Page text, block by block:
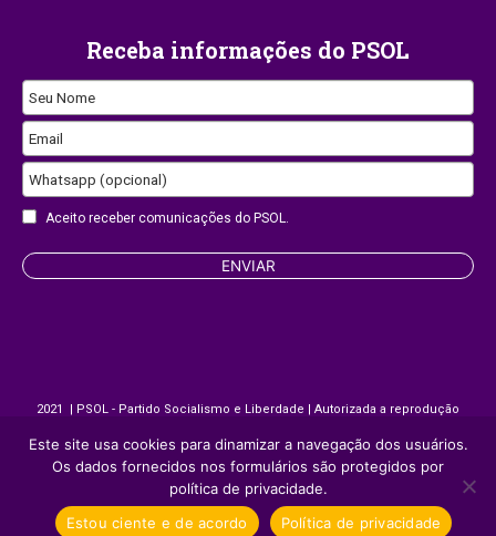
Receba informações do PSOL
Seu Nome
Business
Email
Email
Whatsapp (opcional)
Aceito receber comunicações do PSOL.
ENVIAR
2021 | PSOL - Partido Socialismo e Liberdade | Autorizada a reprodução
desde que citada a fonte.
Site desenvolvido porAppmobi
Este site usa cookies para dinamizar a navegação dos usuários.
Os dados fornecidos nos formulários são protegidos por
política de privacidade.
Estou ciente e de acordo
Política de privacidade